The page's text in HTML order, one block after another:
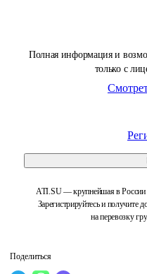
Полная информация и
только с
ATI.SU — крупнейшая в России
Зарегистрируйтесь и получите
на перевозку
Поделиться